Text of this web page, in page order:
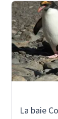
La baie